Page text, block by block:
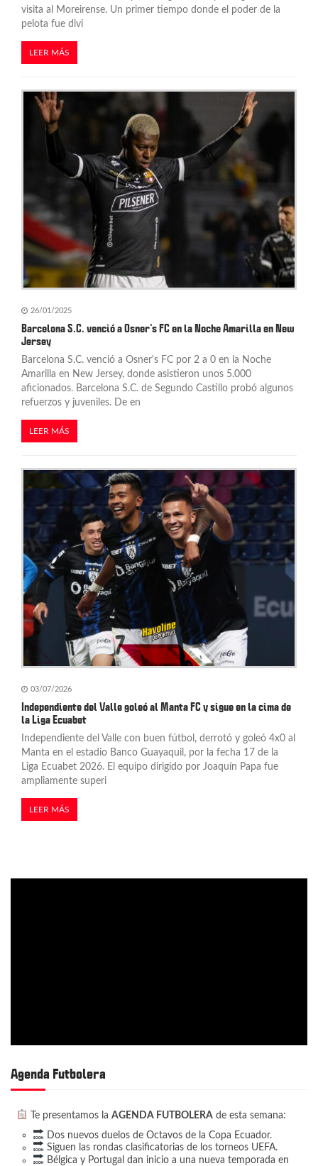
visita al Moreirense. Un primer tiempo donde el poder de la
pelota fue divi
LEER MÁS
26/01/2025
Barcelona S.C. venció a Osner’s FC en la Noche Amarilla en New
Jersey
Barcelona S.C. venció a Osner's FC por 2 a 0 en la Noche
Amarilla en New Jersey, donde asistieron unos 5.000
aficionados. Barcelona S.C. de Segundo Castillo probó algunos
refuerzos y juveniles. De en
LEER MÁS
03/07/2026
Independiente del Valle goleó al Manta FC y sigue en la cima de
la Liga Ecuabet
Independiente del Valle con buen fútbol, derrotó y goleó 4x0 al
Manta en el estadio Banco Guayaquil, por la fecha 17 de la
Liga Ecuabet 2026. El equipo dirigido por Joaquín Papa fue
ampliamente superi
LEER MÁS
Agenda Futbolera
Te presentamos la AGENDA FUTBOLERAde esta semana:
Dos nuevos duelos de Octavos de la Copa Ecuador.
Siguen las rondas clasificatorias de los torneos UEFA.
Bélgica y Portugal dan inicio a una nueva temporada en